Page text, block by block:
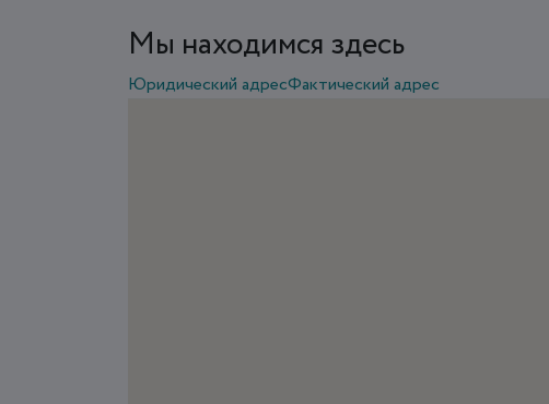
Мы находимся здесь
Юридический адресФактический адрес